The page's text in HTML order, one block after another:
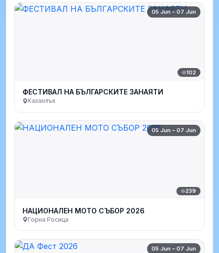
05 Jun – 07 Jun
102
ФЕСТИВАЛ НА БЪЛГАРСКИТЕ ЗАНАЯТИ
Казанлък
05 Jun – 07 Jun
239
НАЦИОНАЛЕН МОТО СЪБОР 2026
Горна Росица
05 Jun – 07 Jun